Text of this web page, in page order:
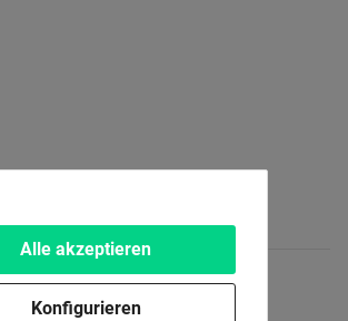
Alle akzeptieren
Konfigurieren